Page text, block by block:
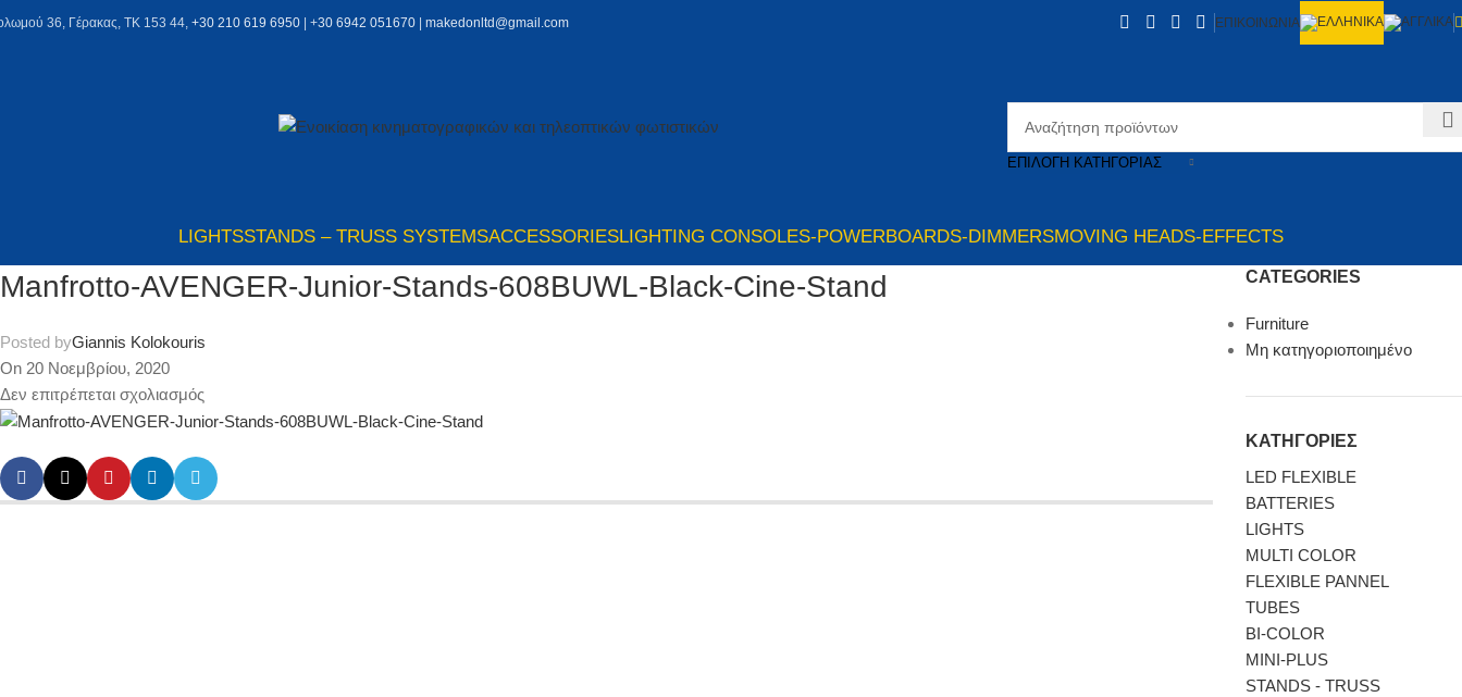
36, Γέρακας, ΤΚ 153 44, +30 210 619 6950 | +30 6942 051670 makedonltd@gmail.com ΕΠΙΚΟΙΝΩΝΙΑ
ΕΠΙΛΟΓΉ ΚΑΤΗΓΟΡΊΑΣ
LIGHTSSTANDS – TRUSS SYSTEMSACCESSORIESLIGHTING CONSOLES-POWERBOARDS-DIMMERSMOVING HEADS-EFFECTS
Manfrotto-AVENGER-Junior-Stands-608BUWL-Black-Cine-Stand
Posted byGiannis Kolokouris
On 20 Νοεμβρίου, 2020
Δεν επιτρέπεται σχολιασμός
CATEGORIES
Furniture
Μη κατηγοριοποιημένο
ΚΑΤΗΓΟΡΙΕΣ
LED FLEXIBLE
BATTERIES
LIGHTS
MULTI COLOR
FLEXIBLE PANNEL
TUBES
BI-COLΟR
MINI-PLUS
STANDS - TRUSS